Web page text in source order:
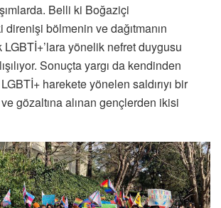
Belli ki Boğaziçi
direnişi bölmenin ve dağıtmanın
LGBTİ+’lara yönelik nefret duygusu
Sonuçta yargı da kendinden
harekete yönelen saldırıyı bir
ve gözaltına alınan gençlerden ikisi